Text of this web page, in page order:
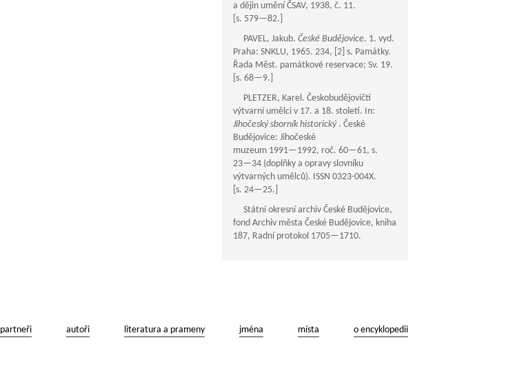
a dějin umění ČSAV, 1938, č. 11.
[s. 579—82.]
PAVEL, Jakub. České Budějovice. 1. vyd.
Praha: SNKLU, 1965. 234, [2] s. Památky.
Řada Měst. památkové reservace; Sv. 19.
[s. 68—9.]
PLETZER, Karel. Českobudějovičtí
výtvarní umělci v 17. a 18. století. In:
Jihočeský sborník historický . České
Budějovice: Jihočeské
muzeum 1991—1992, roč. 60—61, s.
23—34 (doplňky a opravy slovníku
výtvarných umělců). ISSN 0323-004X.
[s. 24—25.]
Státní okresní archiv České Budějovice,
fond Archiv města České Budějovice, kniha
187, Radní protokol 1705—1710.
partneři autoři literatura a prameny jména místa o encyklopedii